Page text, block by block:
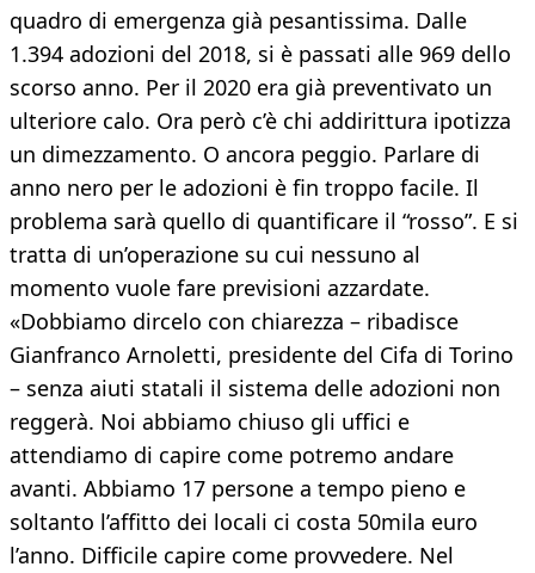
quadro di emergenza già pesantissima. Dalle
1.394 adozioni del 2018, si è passati alle 969 dello
scorso anno. Per il 2020 era già preventivato un
ulteriore calo. Ora però c’è chi addirittura ipotizza
un dimezzamento. O ancora peggio. Parlare di
anno nero per le adozioni è fin troppo facile. Il
problema sarà quello di quantificare il “rosso”. E si
tratta di un’operazione su cui nessuno al
momento vuole fare previsioni azzardate.
«Dobbiamo dircelo con chiarezza – ribadisce
Gianfranco Arnoletti, presidente del Cifa di Torino
– senza aiuti statali il sistema delle adozioni non
reggerà. Noi abbiamo chiuso gli uffici e
attendiamo di capire come potremo andare
avanti. Abbiamo 17 persone a tempo pieno e
soltanto l’affitto dei locali ci costa 50mila euro
l’anno. Difficile capire come provvedere. Nel